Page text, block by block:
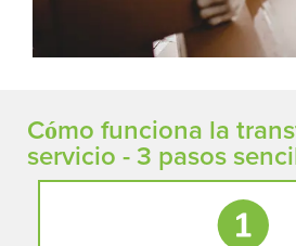
Cómo funciona la
servicio - 3 pasos